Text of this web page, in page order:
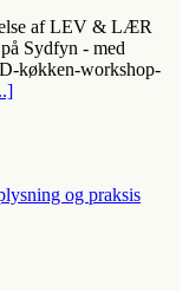
af LEV & LÆR
Sydfyn - med
køkken-workshop-
og praksis